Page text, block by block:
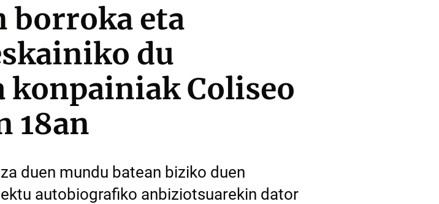
borroka eta
du
konpainiak Coliseo
18an
duen mundu batean biziko duen
autobiografiko anbiziotsuarekin dator